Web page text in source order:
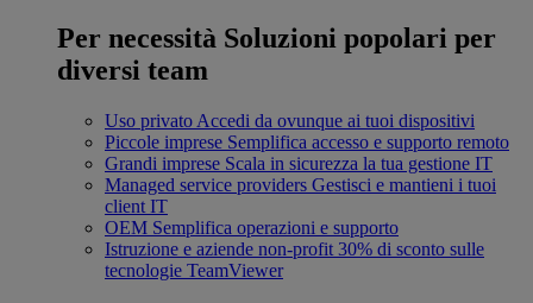
Per necessità Soluzioni popolari per
diversi team
Uso privato Accedi da ovunque ai tuoi dispositivi
Piccole imprese Semplifica accesso e supporto remoto
Grandi imprese Scala in sicurezza la tua gestione IT
Managed service providers Gestisci e mantieni i tuoi
client IT
OEM Semplifica operazioni e supporto
Istruzione e aziende non-profit 30% di sconto sulle
tecnologie TeamViewer